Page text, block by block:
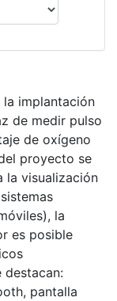
implantación
de medir pulso
de oxígeno
proyecto se
la visualización
la
es posible
destacan:
pantalla